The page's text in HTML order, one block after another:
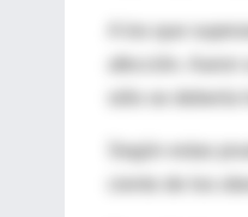
A los que
sólo se
Según estas